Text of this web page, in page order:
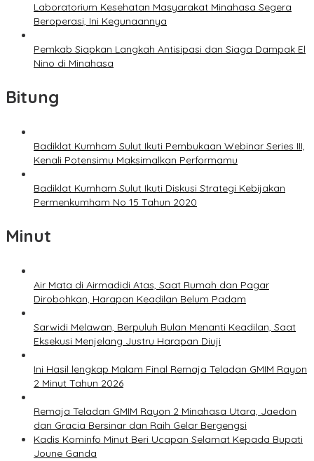
Laboratorium Kesehatan Masyarakat Minahasa Segera
Beroperasi, Ini Kegunaannya
Pemkab Siapkan Langkah Antisipasi dan Siaga Dampak El
Nino di Minahasa
Bitung
Badiklat Kumham Sulut Ikuti Pembukaan Webinar Series III,
Kenali Potensimu Maksimalkan Performamu
Badiklat Kumham Sulut Ikuti Diskusi Strategi Kebijakan
Permenkumham No 15 Tahun 2020
Minut
Air Mata di Airmadidi Atas, Saat Rumah dan Pagar
Dirobohkan, Harapan Keadilan Belum Padam
Sarwidi Melawan, Berpuluh Bulan Menanti Keadilan, Saat
Eksekusi Menjelang Justru Harapan Diuji
Ini Hasil lengkap Malam Final Remaja Teladan GMIM Rayon
2 Minut Tahun 2026
Remaja Teladan GMIM Rayon 2 Minahasa Utara, Jaedon
dan Gracia Bersinar dan Raih Gelar Bergengsi
Kadis Kominfo Minut Beri Ucapan Selamat Kepada Bupati
Joune Ganda